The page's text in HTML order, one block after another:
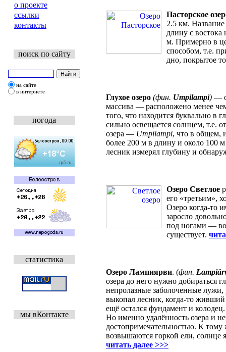
о проекте
ссылки
контакты
поиск по сайту
на сайте
в интернете
погода
статистика
мы вКонтакте
Пасторское
2.5 км. Название
длину с
м. Примерно в
способом, т.е.
дно, покрытое
Глухое озеро (фин. Umpilampi) —
массива — расположено менее
того, что находится буквально в
сильно освещается солнцем, т.е.
озера — Umpilampi, что в общем,
более 200 м в длину и около 100
лесник измерял глубину и
Озеро Светлое
его «третьим»,
Озеро когда-то
заросло
под ногами —
существует.
Озеро Лампиярви. (фин.
озера до него нужно добираться
непролазные заболоченные лужи,
выкопал лесник, когда-то
ещё остался фундамент и колодец.
Но именно удалённость озера и
достопримечательностью. К
возвышаются горкой ели, солнце
читать далее >>>